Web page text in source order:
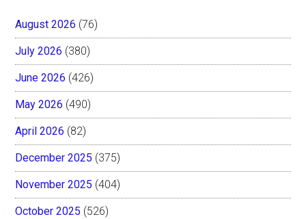
August 2026 (76)
July 2026 (380)
June 2026 (426)
May 2026 (490)
April 2026 (82)
December 2025 (375)
November 2025 (404)
October 2025 (526)